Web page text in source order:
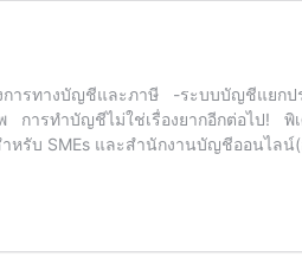
การทางบัญชีและภาษี -ระบบบัญชีแยกป
การทำบัญชีไม่ใช่เรื่องยากอีกต่อไป! พิ
สำหรับ SMEs และสำนักงานบัญชีออ